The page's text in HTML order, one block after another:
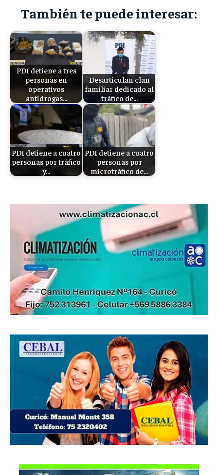
También te puede interesar:
PDI detiene a tres
personas en
operativos
antidrogas…
Desarticulan clan
familiar dedicado al
tráfico de…
PDI detiene a cuatro
personas por tráfico
y…
PDI detiene a cuatro
personas por
microtráfico de…